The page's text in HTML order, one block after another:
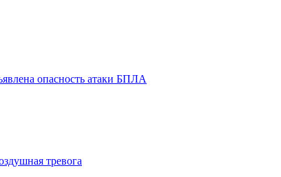
опасность атаки БПЛА
тревога